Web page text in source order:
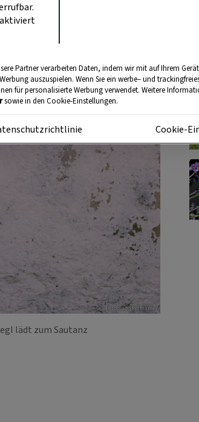
Foto: Ingo Pertramer
lädt zum Sautanz
Partner verarbeiten Daten, indem wir mit auf Ihrem
auszuspielen. Wenn Sie ein werbe– und
für personalisierte Werbung verwendet. Weitere
sowie in den Cookie-Einstellungen.
Cookie-